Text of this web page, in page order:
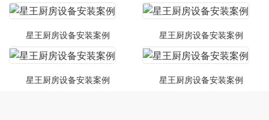
星王厨房设备安装案例 星王厨房设备安装案例
星王厨房设备安装案例 星王厨房设备安装案例